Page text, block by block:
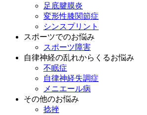
足底腱膜炎
変形性膝関節症
シンスプリント
スポーツでのお悩み
スポーツ障害
自律神経の乱れからくるお悩み
不眠症
自律神経失調症
メニエール病
その他のお悩み
捻挫